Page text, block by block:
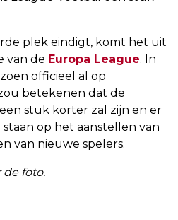
plek eindigt, komt het uit
van de Europa League. In
officieel al op
betekenen dat de
stuk korter zal zijn en er
op het aanstellen van
van nieuwe spelers.
de foto.